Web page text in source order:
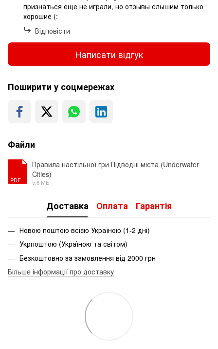
признаться еще не играли, но отзывы слышим только
хорошие (:
Відповісти
Написати відгук
Поширити у соцмережах
Файли
PDF
Правила настільної гри Підводні міста (Underwater
Cities)
5.6 МБ
Доставка Оплата Гарантія
Новою поштою всією Україною (1-2 дні)
Укрпоштою (Україною та світом)
Безкоштовно за замовлення від 2000 грн
Більше інформації про доставку